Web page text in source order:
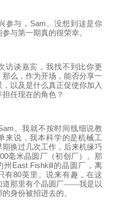
参与， Sam 。没想到这是你
与第一期真的很荣幸。
访谈嘉宾，我找不到比你更
么，作为开场，能否分享一
以及是什么真正促使你加入
任现在的角色？
。我就不按时间线细说教
来说，我本科学的是机械工
换过几次工作，后来机缘巧
毫米晶圆厂（初创厂）。那
州 East Fishkill的晶圆厂，离
有80英里。说来有趣，在这
道那里有个晶圆厂——我是以
身份被招进去的。